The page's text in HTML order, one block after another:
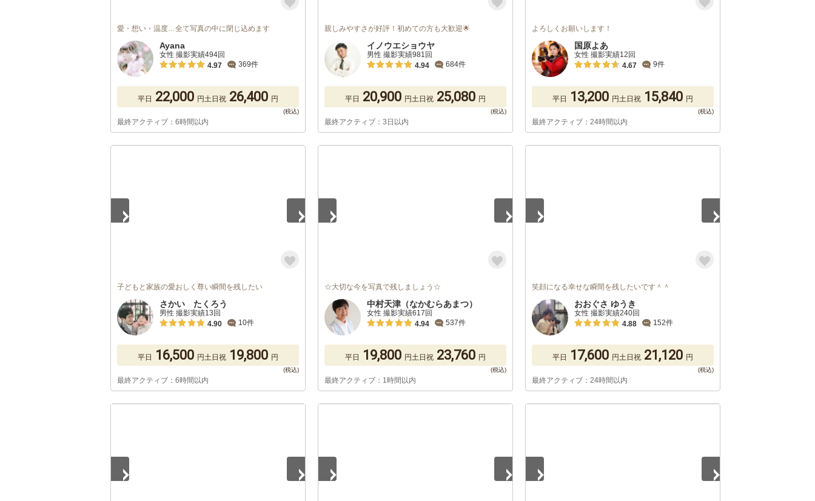
愛・想い・温度…全て写真の中に閉じ込めます
Ayana
女性 撮影実績494回
4.97
369件
平日 22,000 円土日祝 26,400 円
最終アクティブ：6時間以内
親しみやすさが好評！初めての方も大歓迎🌟
イノウエショウヤ
男性 撮影実績981回
4.94
684件
平日 20,900 円土日祝 25,080 円
最終アクティブ：3日以内
よろしくお願いします！
国原よあ
女性 撮影実績12回
4.67
9件
平日 13,200 円土日祝 15,840 円
最終アクティブ：24時間以内
子どもと家族の愛おしく尊い瞬間を残したい
さかい たくろう
男性 撮影実績13回
4.90
10件
平日 16,500 円土日祝 19,800 円
最終アクティブ：6時間以内
☆大切な今を写真で残しましょう☆
中村天津（なかむらあまつ）
女性 撮影実績617回
4.94
537件
平日 19,800 円土日祝 23,760 円
最終アクティブ：1時間以内
笑顔になる幸せな瞬間を残したいです＾＾
おおぐさ ゆうき
女性 撮影実績240回
4.88
152件
平日 17,600 円土日祝 21,120 円
最終アクティブ：24時間以内